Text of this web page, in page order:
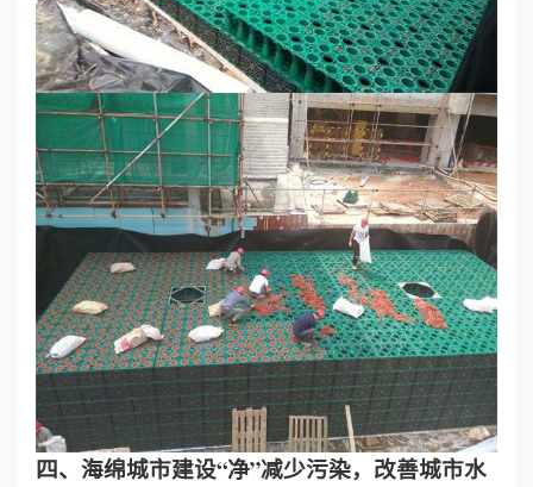
四、海绵城市建设“净”减少污染，改善城市水